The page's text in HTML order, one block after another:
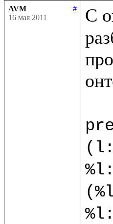
AVM
#
16 мая 2011
С